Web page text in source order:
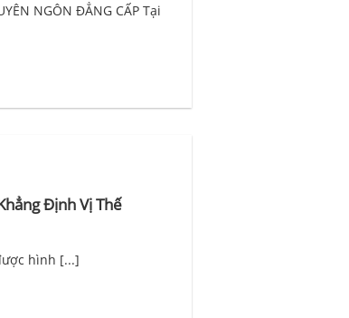
NGÔN ĐẲNG CẤP Tại
Định Vị Thế
hình [...]